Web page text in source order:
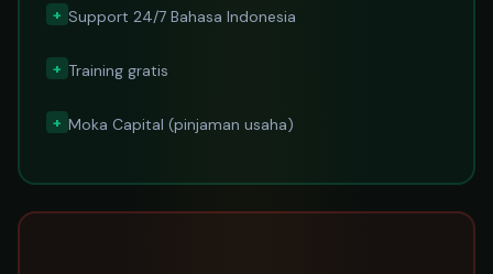
+ Support 24/7 Bahasa Indonesia
+ Training gratis
+ Moka Capital (pinjaman usaha)